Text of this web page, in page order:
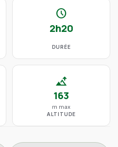
schedule
2h20
DURÉE
altitude
163
m max
ALTITUDE